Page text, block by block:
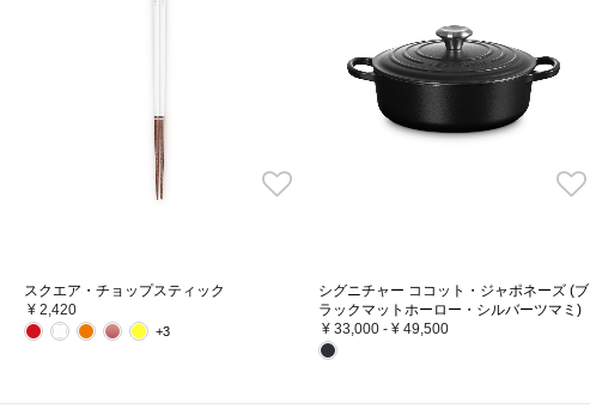
スクエア・チョップスティック
¥ 2,420
+3
シグニチャー ココット・ジャポネーズ (ブ
ラックマットホーロー・シルバーツマミ)
¥ 33,000 - ¥ 49,500